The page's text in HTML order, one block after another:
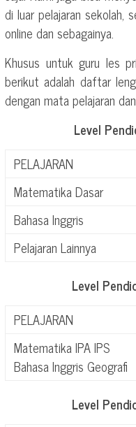
di luar pelajaran sekolah,
online dan sebagainya.
Khusus untuk guru les
berikut adalah daftar
dengan mata pelajaran
Level
PELAJARAN
Matematika Dasar
Bahasa Inggris
Pelajaran Lainnya
Level
PELAJARAN
Matematika IPA IPS
Bahasa Inggris Geografi
Level